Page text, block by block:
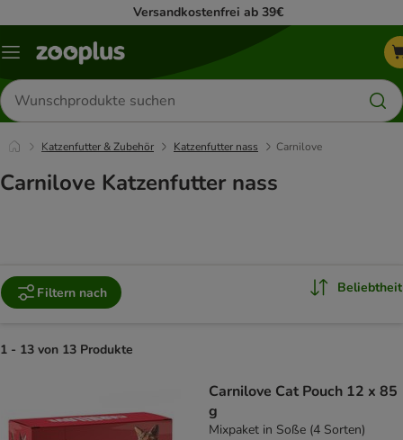
Versandkostenfrei ab 39€
Menü
Produkte
suchen
Katzenfutter & Zubehör Katzenfutter nass Carnilove
Carnilove Katzenfutter nass
Filtern nach Beliebtheit
1 - 13 von 13 Produkte
Carnilove Cat Pouch 12 x 85
g
Mixpaket in Soße (4 Sorten)